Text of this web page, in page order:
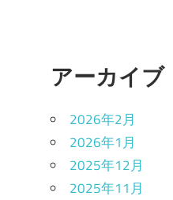
アーカイブ
2026年2月
2026年1月
2025年12月
2025年11月